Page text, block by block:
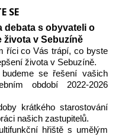
SE
debata s obyvateli o
života vSebuzíně
říci co Vás trápí, co byste
života v Sebuzíně.
se řešení vašich
období 2022-2026
krátkého starostování
našich zastupitelů.
hřiště s umělým